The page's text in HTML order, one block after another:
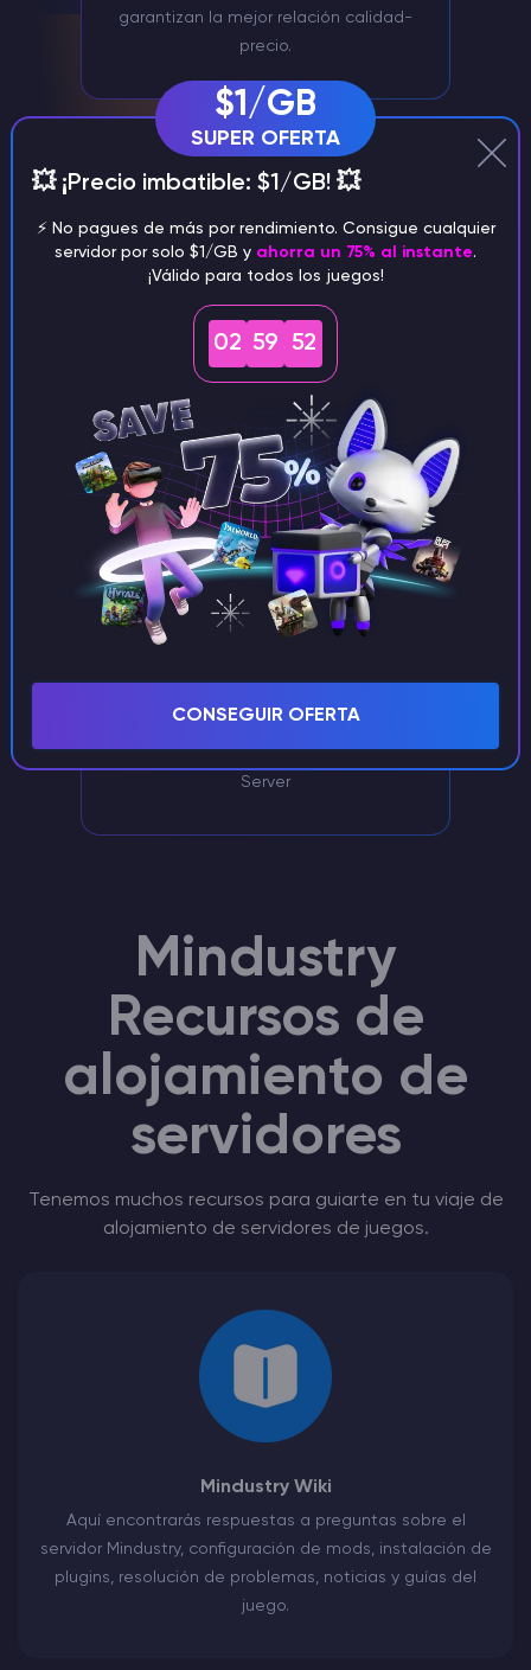
garantizan la mejor relación calidad-
precio.
Gestión de servidores mediante
Discord
Gestione cómodamente su servidor
Mindustry a través de nuestro bot
Discord
Un gestor de personal con amplia
experiencia se ocupará de su Mindustry
Server
Mindustry
Recursos de
alojamiento de
servidores
Tenemos muchos recursos para guiarte en tu viaje de
alojamiento de servidores de juegos.
Mindustry Wiki
Aquí encontrarás respuestas a preguntas sobre el
servidor Mindustry, configuración de mods, instalación de
plugins, resolución de problemas, noticias y guías del
juego.
$1/GB
SUPER OFERTA
💥 ¡Precio imbatible: $1/GB! 💥
⚡️ No pagues de más por rendimiento. Consigue cualquier
servidor por solo $1/GB y ahorra un 75% al instante.
¡Válido para todos los juegos!
02 59 51
CONSEGUIR OFERTA